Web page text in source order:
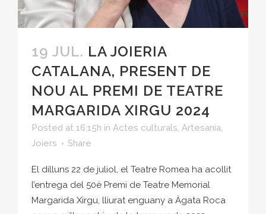
19 JUL. LA JOIERIA
CATALANA, PRESENT DE
NOU AL PREMI DE TEATRE
MARGARIDA XIRGU 2024
Posted at 16:15h in Actes culturals Artesania
Joiers
Share
El dilluns 22 de juliol, el Teatre Romea ha acollit
l’entrega del 50è Premi de Teatre Memorial
Margarida Xirgu, lliurat enguany a Àgata Roca